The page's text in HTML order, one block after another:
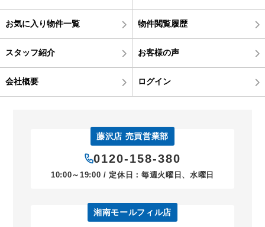
お気に入り物件一覧 物件閲覧履歴
スタッフ紹介 お客様の声
会社概要 ログイン
藤沢店 売買営業部
0120-158-380
10:00～19:00 / 定休日：毎週火曜日、水曜日
湘南モールフィル店